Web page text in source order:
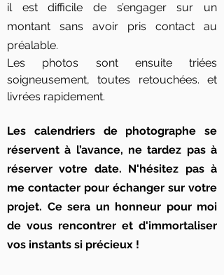
il est difficile de s’engager sur un
montant sans avoir pris contact au
préalable.
Les photos sont ensuite triées
soigneusement, toutes retouchées. et
livrées rapidement.
Les calendriers de photographe se
réservent à l’avance, ne tardez pas à
réserver votre date. N'hésitez pas à
me contacter pour échanger sur votre
projet. Ce sera un honneur pour moi
de vous rencontrer et d'immortaliser
vos instants si précieux !